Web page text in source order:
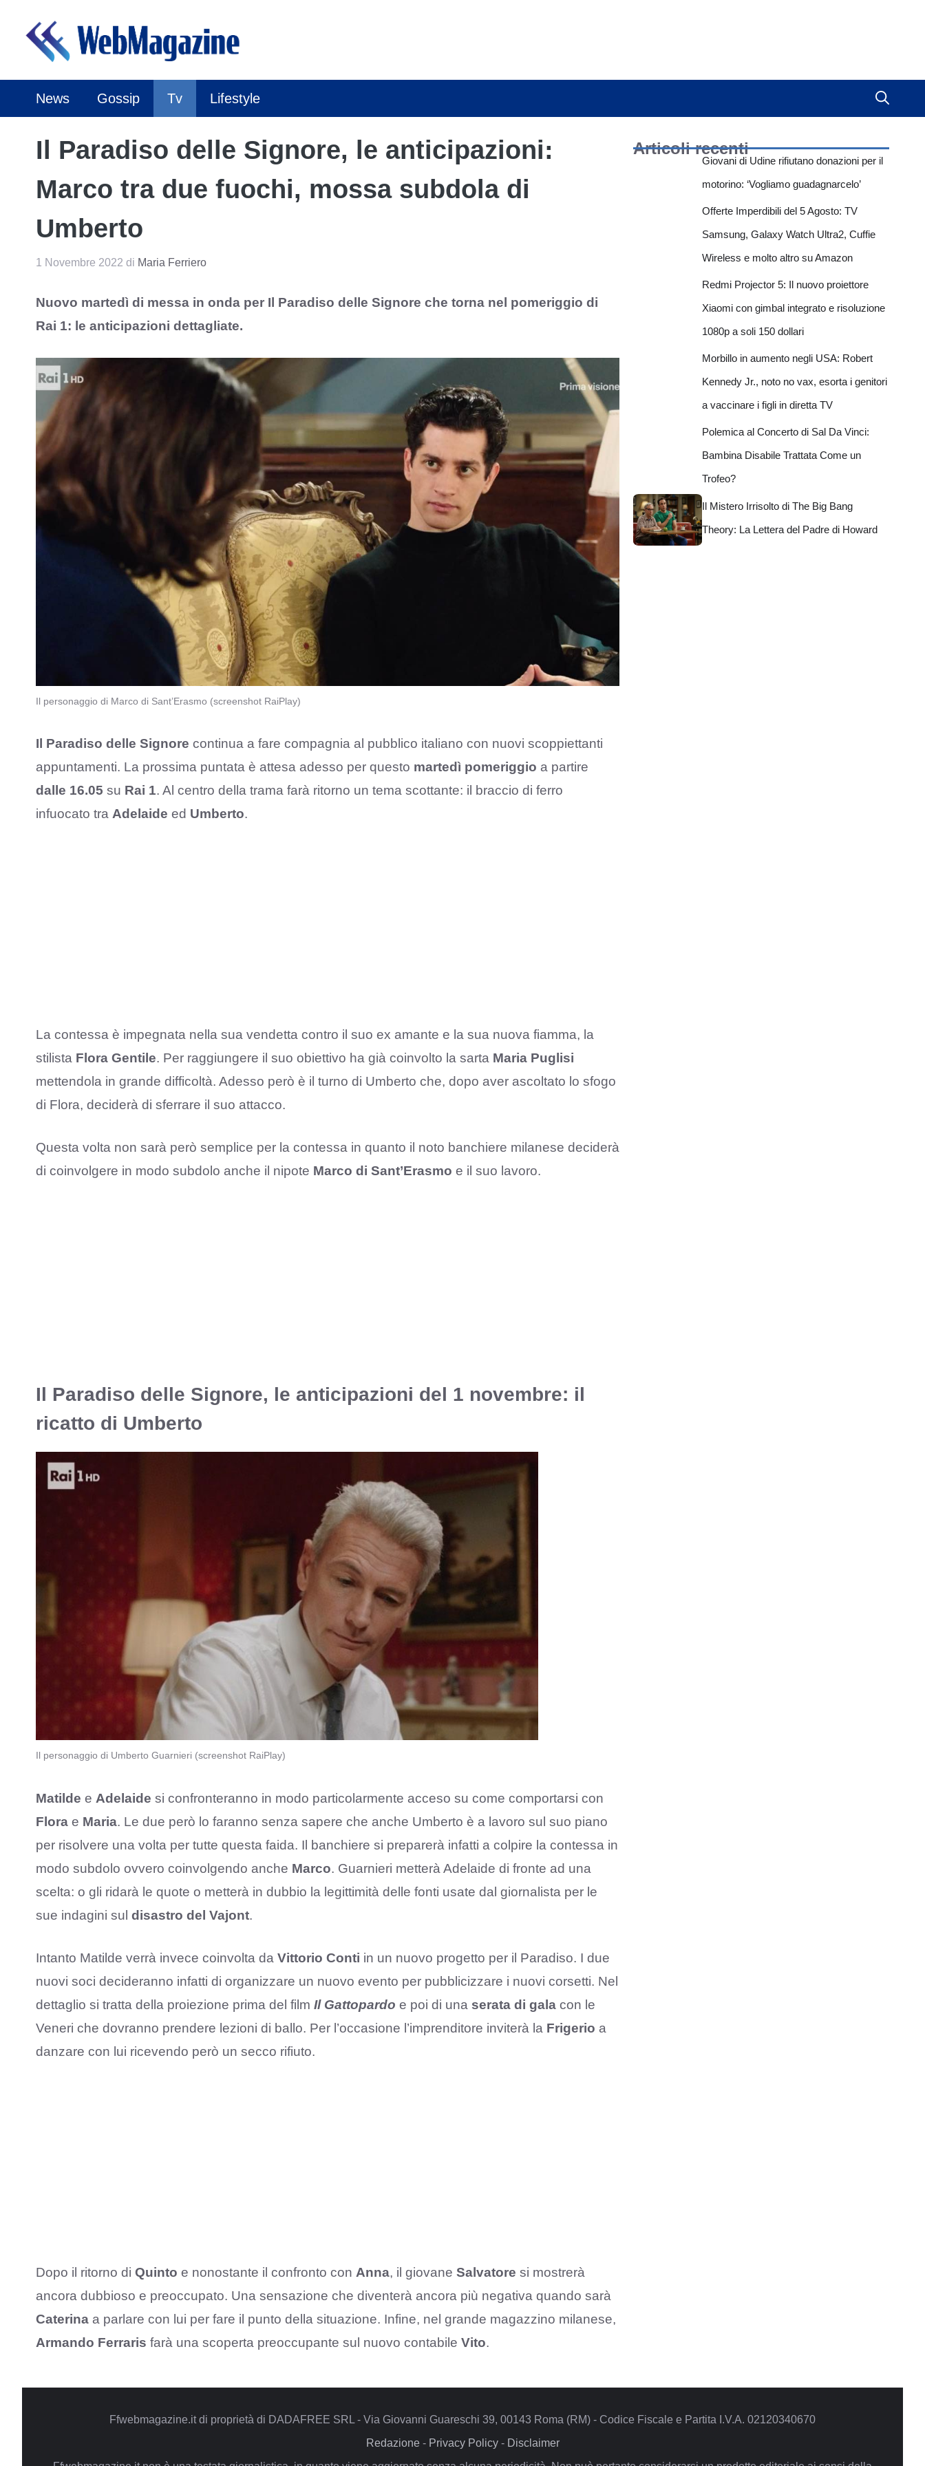
contenuto
News Gossip Tv Lifestyle
Il Paradiso delle Signore, le anticipazioni:
Marco tra due fuochi, mossa subdola di
Umberto
1 Novembre 2022 di Maria Ferriero
Nuovo martedì di messa in onda per Il Paradiso delle Signore che torna nel pomeriggio di
Rai 1: le anticipazioni dettagliate.
Il personaggio di Marco di Sant’Erasmo (screenshot RaiPlay)
Il Paradiso delle Signore continua a fare compagnia al pubblico italiano con nuovi scoppiettanti
appuntamenti. La prossima puntata è attesa adesso per questo martedì pomeriggio a partire
dalle 16.05 su Rai 1. Al centro della trama farà ritorno un tema scottante: il braccio di ferro
infuocato tra Adelaide ed Umberto.
La contessa è impegnata nella sua vendetta contro il suo ex amante e la sua nuova fiamma, la
stilista Flora Gentile. Per raggiungere il suo obiettivo ha già coinvolto la sarta Maria Puglisi
mettendola in grande difficoltà. Adesso però è il turno di Umberto che, dopo aver ascoltato lo sfogo
di Flora, deciderà di sferrare il suo attacco.
Questa volta non sarà però semplice per la contessa in quanto il noto banchiere milanese deciderà
di coinvolgere in modo subdolo anche il nipote Marco di Sant’Erasmo e il suo lavoro.
Il Paradiso delle Signore, le anticipazioni del 1 novembre: il
ricatto di Umberto
Il personaggio di Umberto Guarnieri (screenshot RaiPlay)
Matilde e Adelaide si confronteranno in modo particolarmente acceso su come comportarsi con
Flora e Maria. Le due però lo faranno senza sapere che anche Umberto è a lavoro sul suo piano
per risolvere una volta per tutte questa faida. Il banchiere si preparerà infatti a colpire la contessa in
modo subdolo ovvero coinvolgendo anche Marco. Guarnieri metterà Adelaide di fronte ad una
scelta: o gli ridarà le quote o metterà in dubbio la legittimità delle fonti usate dal giornalista per le
sue indagini sul disastro del Vajont.
Intanto Matilde verrà invece coinvolta da Vittorio Conti in un nuovo progetto per il Paradiso. I due
nuovi soci decideranno infatti di organizzare un nuovo evento per pubblicizzare i nuovi corsetti. Nel
dettaglio si tratta della proiezione prima del film Il Gattopardo e poi di una serata di gala con le
Veneri che dovranno prendere lezioni di ballo. Per l’occasione l’imprenditore inviterà la Frigerio a
danzare con lui ricevendo però un secco rifiuto.
Dopo il ritorno di Quinto e nonostante il confronto con Anna, il giovane Salvatore si mostrerà
ancora dubbioso e preoccupato. Una sensazione che diventerà ancora più negativa quando sarà
Caterina a parlare con lui per fare il punto della situazione. Infine, nel grande magazzino milanese,
Armando Ferraris farà una scoperta preoccupante sul nuovo contabile Vito.
Articoli recenti
Giovani di Udine rifiutano donazioni per il
motorino: ‘Vogliamo guadagnarcelo’
Offerte Imperdibili del 5 Agosto: TV
Samsung, Galaxy Watch Ultra2, Cuffie
Wireless e molto altro su Amazon
Redmi Projector 5: Il nuovo proiettore
Xiaomi con gimbal integrato e risoluzione
1080p a soli 150 dollari
Morbillo in aumento negli USA: Robert
Kennedy Jr., noto no vax, esorta i genitori
a vaccinare i figli in diretta TV
Polemica al Concerto di Sal Da Vinci:
Bambina Disabile Trattata Come un
Trofeo?
Il Mistero Irrisolto di The Big Bang
Theory: La Lettera del Padre di Howard
Ffwebmagazine.it di proprietà di DADAFREE SRL - Via Giovanni Guareschi 39, 00143 Roma (RM) - Codice Fiscale e Partita I.V.A. 02120340670
Redazione- Privacy Policy- Disclaimer